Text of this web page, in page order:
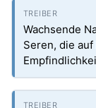
Wachsende
Seren, die